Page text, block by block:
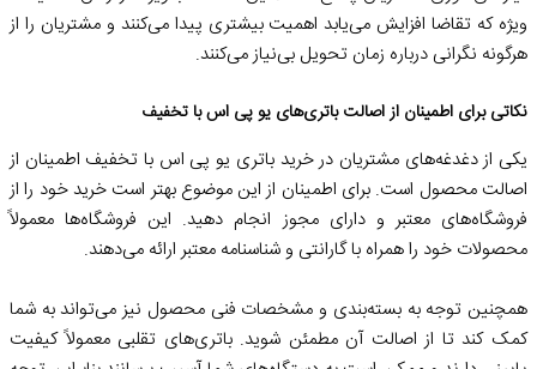
ویژه که تقاضا افزایش می‌یابد اهمیت بیشتری پیدا می‌کنند و مشتریان را از
هرگونه نگرانی درباره زمان تحویل بی‌نیاز می‌کنند.
نکاتی برای اطمینان از اصالت باتری‌های یو پی اس با تخفیف
یکی از دغدغه‌های مشتریان در خرید باتری یو پی اس با تخفیف اطمینان از
اصالت محصول است. برای اطمینان از این موضوع بهتر است خرید خود را از
فروشگاه‌های معتبر و دارای مجوز انجام دهید. این فروشگاه‌ها معمولاً
محصولات خود را همراه با گارانتی و شناسنامه معتبر ارائه می‌دهند.
همچنین توجه به بسته‌بندی و مشخصات فنی محصول نیز می‌تواند به شما
کمک کند تا از اصالت آن مطمئن شوید. باتری‌های تقلبی معمولاً کیفیت